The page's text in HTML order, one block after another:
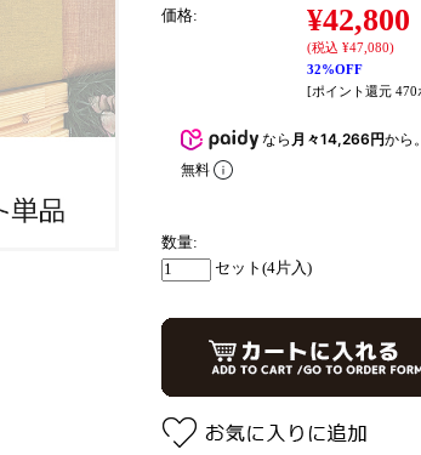
価格: ¥42,800
(税込 ¥47,080)
32%OFF
[ポイント還元 470
なら 月々14,266円から
無料
数量:
セット(4片入)